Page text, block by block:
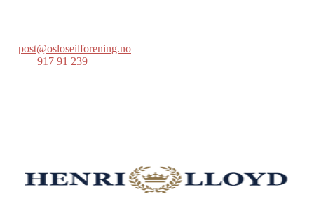
post@osloseilforening.no
917 91 239